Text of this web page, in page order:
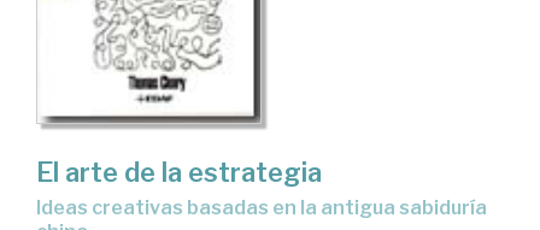
El arte de la estrategia
ideas creativas basadas en la antigua sabiduría